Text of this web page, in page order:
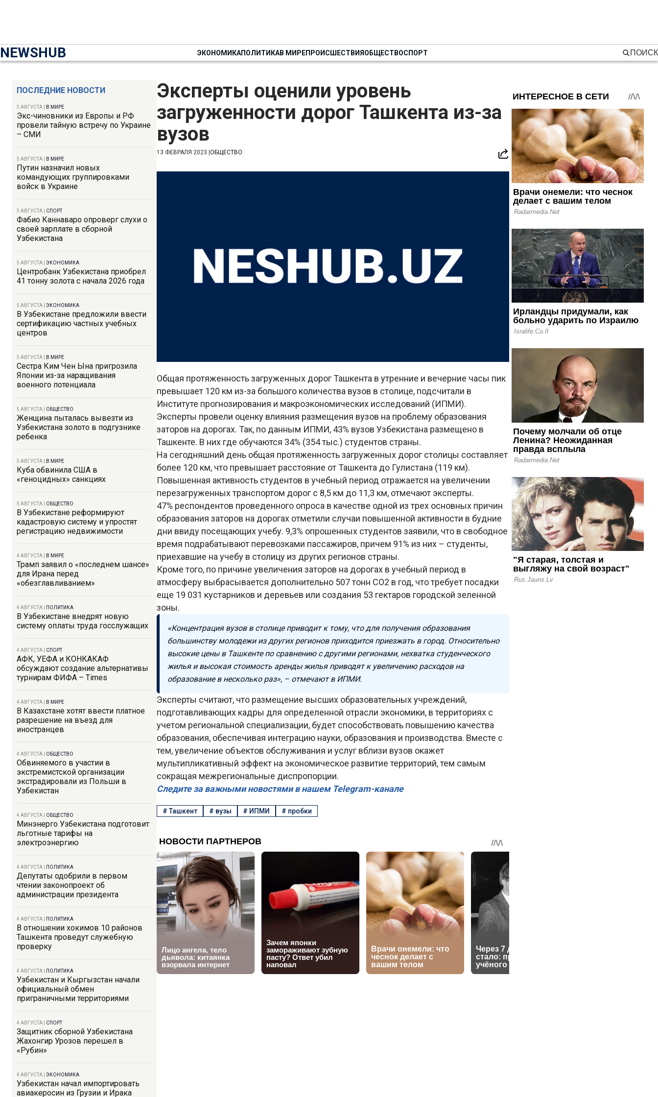
NEWSHUB ЭКОНОМИКАПОЛИТИКАВ МИРЕПРОИСШЕСТВИЯОБЩЕСТВОСПОРТ ПОИСК
ПОСЛЕДНИЕ НОВОСТИ
5 АВГУСТА В МИРЕ
Экс-чиновники из Европы и РФ
провели тайную встречу по Украине
– СМИ
5 АВГУСТА В МИРЕ
Путин назначил новых
командующих группировками
войск в Украине
5 АВГУСТА СПОРТ
Фабио Каннаваро опроверг слухи о
своей зарплате в сборной
Узбекистана
5 АВГУСТА ЭКОНОМИКА
Центробанк Узбекистана приобрел
41 тонну золота с начала 2026 года
5 АВГУСТА ЭКОНОМИКА
В Узбекистане предложили ввести
сертификацию частных учебных
центров
5 АВГУСТА В МИРЕ
Сестра Ким Чен Ына пригрозила
Японии из-за наращивания
военного потенциала
5 АВГУСТА ОБЩЕСТВО
Женщина пыталась вывезти из
Узбекистана золото в подгузнике
ребенка
5 АВГУСТА В МИРЕ
Куба обвинила США в
«геноцидных» санкциях
5 АВГУСТА ОБЩЕСТВО
В Узбекистане реформируют
кадастровую систему и упростят
регистрацию недвижимости
4 АВГУСТА В МИРЕ
Трамп заявил о «последнем шансе»
для Ирана перед
«обезглавливанием»
4 АВГУСТА ПОЛИТИКА
В Узбекистане внедрят новую
систему оплаты труда госслужащих
4 АВГУСТА СПОРТ
АФК, УЕФА и КОНКАКАФ
обсуждают создание альтернативы
турнирам ФИФА – Times
4 АВГУСТА В МИРЕ
В Казахстане хотят ввести платное
разрешение на въезд для
иностранцев
4 АВГУСТА ОБЩЕСТВО
Обвиняемого в участии в
экстремистской организации
экстрадировали из Польши в
Узбекистан
4 АВГУСТА ОБЩЕСТВО
Минэнерго Узбекистана подготовит
льготные тарифы на
электроэнергию
4 АВГУСТА ПОЛИТИКА
Депутаты одобрили в первом
чтении законопроект об
администрации президента
4 АВГУСТА ПОЛИТИКА
В отношении хокимов 10 районов
Ташкента проведут служебную
проверку
4 АВГУСТА ПОЛИТИКА
Узбекистан и Кыргызстан начали
официальный обмен
приграничными территориями
4 АВГУСТА СПОРТ
Защитник сборной Узбекистана
Жахонгир Урозов перешел в
«Рубин»
4 АВГУСТА ЭКОНОМИКА
Узбекистан начал импортировать
авиакеросин из Грузии и Ирака
Эксперты оценили уровень
загруженности дорог Ташкента из-за
вузов
13 ФЕВРАЛЯ 2023 ОБЩЕСТВО
Общая протяженность загруженных дорог Ташкента в утренние и вечерние часы пик
превышает 120 км из-за большого количества вузов в столице, подсчитали в
Институте прогнозирования и макроэкономических исследований (ИПМИ).
Эксперты провели оценку влияния размещения вузов на проблему образования
заторов на дорогах. Так, по данным ИПМИ, 43% вузов Узбекистана размещено в
Ташкенте. В них где обучаются 34% (354 тыс.) студентов страны.
На сегодняшний день общая протяженность загруженных дорог столицы составляет
более 120 км, что превышает расстояние от Ташкента до Гулистана (119 км).
Повышенная активность студентов в учебный период отражается на увеличении
перезагруженных транспортом дорог с 8,5 км до 11,3 км, отмечают эксперты.
47% респондентов проведенного опроса в качестве одной из трех основных причин
образования заторов на дорогах отметили случаи повышенной активности в будние
дни ввиду посещающих учебу. 9,3% опрошенных студентов заявили, что в свободное
время подрабатывают перевозками пассажиров, причем 91% из них – студенты,
приехавшие на учебу в столицу из других регионов страны.
Кроме того, по причине увеличения заторов на дорогах в учебный период в
атмосферу выбрасывается дополнительно 507 тонн CO2 в год, что требует посадки
еще 19 031 кустарников и деревьев или создания 53 гектаров городской зеленной
зоны.
«Концентрация вузов в столице приводит к тому, что для получения образования
большинству молодежи из других регионов приходится приезжать в город. Относительно
высокие цены в Ташкенте по сравнению с другими регионами, нехватка студенческого
жилья и высокая стоимость аренды жилья приводят к увеличению расходов на
образование в несколько раз», – отмечают в ИПМИ.
Эксперты считают, что размещение высших образовательных учреждений,
подготавливающих кадры для определенной отрасли экономики, в территориях с
учетом региональной специализации, будет способствовать повышению качества
образования, обеспечивая интеграцию науки, образования и производства. Вместе с
тем, увеличение объектов обслуживания и услуг вблизи вузов окажет
мультипликативный эффект на экономическое развитие территорий, тем самым
сокращая межрегиональные диспропорции.
Следите за важными новостями в нашем Telegram-канале
#Ташкент # вузы # ИПМИ # пробки